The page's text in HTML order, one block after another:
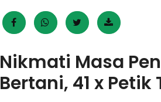
Nikmati Masa
Bertani, 41 x Petik